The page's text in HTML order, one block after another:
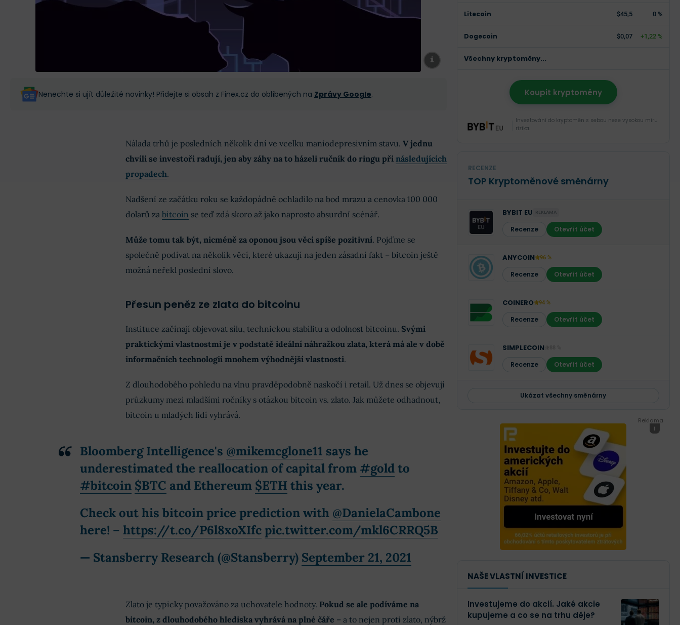
Nenechte si ujít důležité novinky! Přidejte si obsah z Finex.cz do oblíbených na Zprávy Google.
Nálada trhů je posledních několik dní ve vcelku maniodepresivním stavu. V jednu
chvíli se investoři radují, jen aby záhy na to házeli ručník do ringu při následujících
propadech.
Nadšení ze začátku roku se každopádně ochladilo na bod mrazu a cenovka 100 000
dolarů za bitcoin se teď zdá skoro až jako naprosto absurdní scénář.
Může tomu tak být, nicméně za oponou jsou věci spíše pozitivní. Pojďme se
společně podívat na několik věcí, které ukazují na jeden zásadní fakt – bitcoin ještě
možná neřekl poslední slovo.
Přesun peněz ze zlata do bitcoinu
Instituce začínají objevovat sílu, technickou stabilitu a odolnost bitcoinu. Svými
praktickými vlastnostmi je v podstatě ideální náhražkou zlata, která má ale v době
informačních technologií mnohem výhodnější vlastnosti.
Z dlouhodobého pohledu na vlnu pravděpodobně naskočí i retail. Už dnes se objevují
průzkumy mezi mladšími ročníky s otázkou bitcoin vs. zlato. Jak můžete odhadnout,
bitcoin u mladých lidí vyhrává.
Bloomberg Intelligence's @mikemcglone11 says he
underestimated the reallocation of capital from #goldto
#bitcoin $BTC and Ethereum $ETH this year.
Check out his bitcoin price prediction with @DanielaCambone
here! – https://t.co/P6l8xoXIfc pic.twitter.com/mkl6CRRQ5B
— Stansberry Research (@Stansberry) September 21, 2021
Zlato je typicky považováno za uchovatele hodnoty. Pokud se ale podíváme na
bitcoin, z dlouhodobého hlediska vyhrává na plné čáře – a to nejen proti zlato, nýbrž
Litecoin $45,5 0 %
Dogecoin $0,07 +1,22 %
Všechny kryptoměny...
Koupit kryptoměny
Investování do kryptoměn s sebou nese vysokou míru
rizika.
RECENZE
TOP Kryptoměnové směnárny
BYBIT EU REKLAMA
Recenze Otevřít účet
ANYCOIN 96 %
Recenze Otevřít účet
COINERO 94 %
Recenze Otevřít účet
SIMPLECOIN
Recenze Otevřít účet
Ukázat všechny směnárny
Reklama
i
NAŠE VLASTNÍ INVESTICE
Investujeme do akcií. Jaké akcie
kupujeme a co se na trhu děje?